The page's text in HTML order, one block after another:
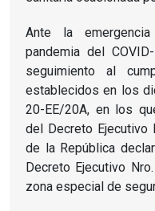
Ante la
pandemia del
seguimiento al
establecidos en los
20-EE/20A, en los
del Decreto Ejecutivo
de la República
Decreto Ejecutivo
zona especial de